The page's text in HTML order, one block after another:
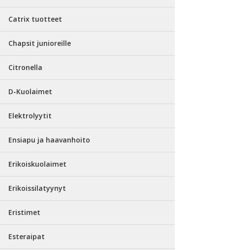
Catrix tuotteet
Chapsit junioreille
Citronella
D-Kuolaimet
Elektrolyytit
Ensiapu ja haavanhoito
Erikoiskuolaimet
Erikoissilatyynyt
Eristimet
Esteraipat